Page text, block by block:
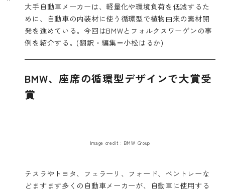
大手自動車メーカーは、軽量化や環境負荷を低減するた
めに、自動車の内装材に使う循環型で植物由来の素材開
発を進めている。今回はBMWとフォルクスワーゲンの事
例を紹介する。(翻訳・編集＝小松はるか)
BMW、座席の循環型デザインで大賞受
賞
Image credit ：BMW Group
テスラやトヨタ、フェラーリ、フォード、ベントレーな
どますます多くの自動車メーカーが、自動車に使用する